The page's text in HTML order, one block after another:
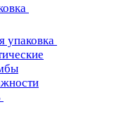
упаковка